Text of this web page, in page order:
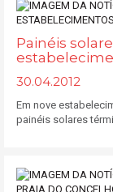
Painéis
30.04.2012
Em nove
painéis solares